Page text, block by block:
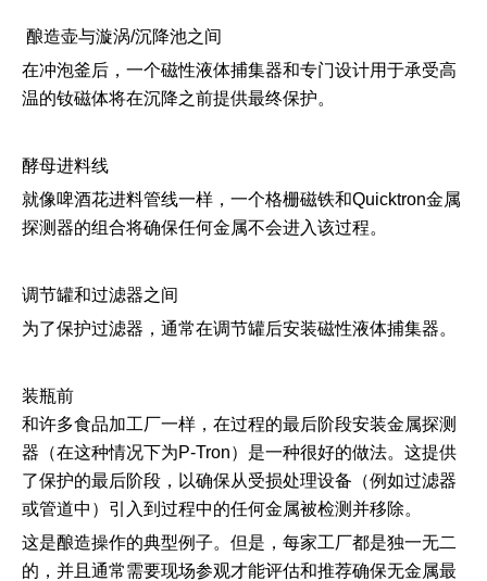
酿造壶与漩涡/沉降池之间
在冲泡釜后，一个磁性液体捕集器和专门设计用于承受高
温的钕磁体将在沉降之前提供最终保护。
酵母进料线
就像啤酒花进料管线一样，一个格栅磁铁和Quicktron金属
探测器的组合将确保任何金属不会进入该过程。
调节罐和过滤器之间
为了保护过滤器，通常在调节罐后安装磁性液体捕集器。
装瓶前
和许多食品加工厂一样，在过程的最后阶段安装金属探测
器（在这种情况下为P-Tron）是一种很好的做法。这提供
了保护的最后阶段，以确保从受损处理设备（例如过滤器
或管道中）引入到过程中的任何金属被检测并移除。
这是酿造操作的典型例子。但是，每家工厂都是独一无二
的，并且通常需要现场参观才能评估和推荐确保无金属最